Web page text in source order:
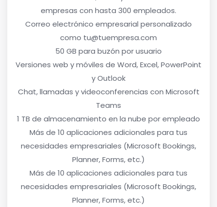
empresas con hasta 300 empleados.
Correo electrónico empresarial personalizado
como tu@tuempresa.com
50 GB para buzón por usuario
Versiones web y móviles de Word, Excel, PowerPoint
y Outlook
Chat, llamadas y videoconferencias con Microsoft
Teams
1 TB de almacenamiento en la nube por empleado
Más de 10 aplicaciones adicionales para tus
necesidades empresariales (Microsoft Bookings,
Planner, Forms, etc.)
Más de 10 aplicaciones adicionales para tus
necesidades empresariales (Microsoft Bookings,
Planner, Forms, etc.)